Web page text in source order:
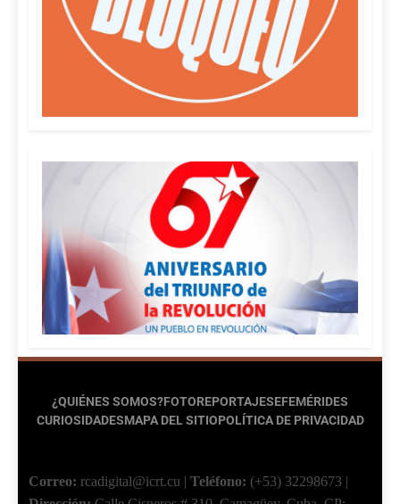
¿QUIÉNES SOMOS?FOTOREPORTAJESEFEMÉRIDES
CURIOSIDADESMAPA DEL SITIOPOLÍTICA DE PRIVACIDAD
Correo: rcadigital@icrt.cu | Teléfono: (+53) 32298673 |